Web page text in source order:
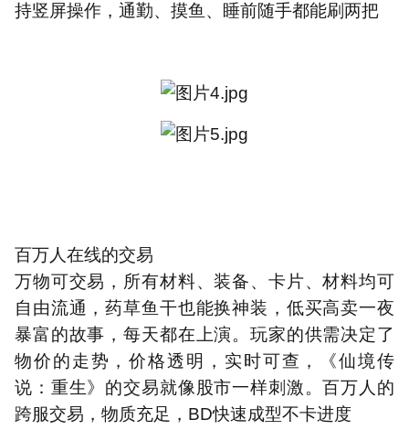
持竖屏操作，通勤、摸鱼、睡前随手都能刷两把
百万人在线的交易
万物可交易，所有材料、装备、卡片、材料均可
自由流通，药草鱼干也能换神装，低买高卖一夜
暴富的故事，每天都在上演。玩家的供需决定了
物价的走势，价格透明，实时可查，《仙境传
说：重生》的交易就像股市一样刺激。百万人的
跨服交易，物质充足， BD快速成型不卡进度